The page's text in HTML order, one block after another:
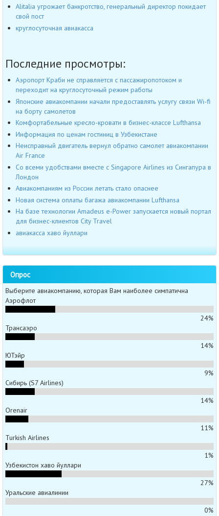
Alitalia угрожает банкротство, генеральный директор покидает
свой пост
круглосуточная авиакасса
Последние просмотры:
Аэропорт Краби не справляется с пассажиропотоком и
переходит на круглосуточный режим работы
Японские авиакомпании начали предоставлять услугу связи Wi-fi
на борту самолетов
Комфортабельные кресло-кровати в бизнес-классе Lufthansa
Информация по ценам гостиниц в Узбекистане
Неисправный двигатель вернул обратно самолет авиакомпании
Air France
Со всеми удобствами вместе с Singapore Airlines из Сингапура в
Лондон
Авиакомпаниям из России летать стало опаснее
Новая система оплаты багажа авиакомпании Lufthansa
На базе технологии Amadeus e-Power запускается новый портал
для бизнес-клиентов City Travel
авиакасса хаво йуллари
Опрос
Выберите авиакомпанию, которая Вам наиболее симпатична
Аэрофлот
24%
Трансаэро
14%
ЮТэйр
9%
Сибирь (S7 Airlines)
14%
Orenair
11%
Turkish Airlines
1%
Узбекистон хаво йуллари
27%
Уральские авиалинии
0%